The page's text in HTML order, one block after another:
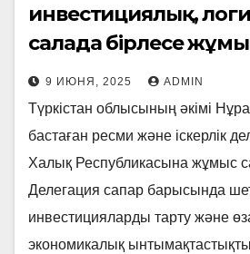
инвестициялық,
салада бірлесе
қатысты бірқатар
талқылады
9 ИЮНЯ, 2025 ADMIN
Түркістан облысының әкімі
бастаған ресми және іскерлік
Халық Республикасына жұмыс
Делегация сапар барысында
инвестицияларды тарту және
экономикалық